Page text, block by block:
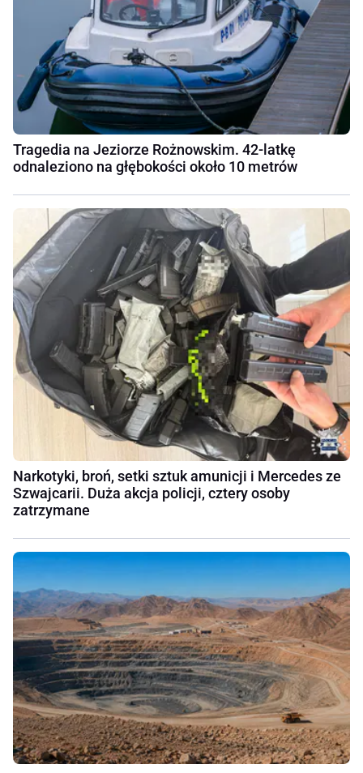
Tragedia na Jeziorze Rożnowskim. 42-latkę
odnaleziono na głębokości około 10 metrów
Narkotyki, broń, setki sztuk amunicji i Mercedes ze
Szwajcarii. Duża akcja policji, cztery osoby
zatrzymane